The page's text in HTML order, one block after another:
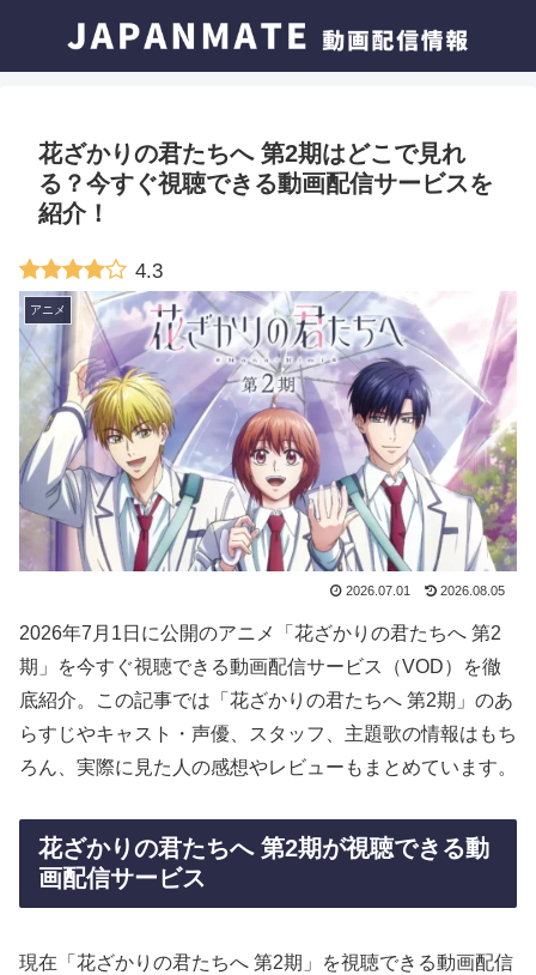
花ざかりの君たちへ 第2期はどこで見れ
る？今すぐ視聴できる動画配信サービスを
紹介！
4.3
アニメ
2026.07.01 2026.08.05
2026年7月1日に公開のアニメ「花ざかりの君たちへ 第2
期」を今すぐ視聴できる動画配信サービス（VOD）を徹
底紹介。この記事では「花ざかりの君たちへ 第2期」のあ
らすじやキャスト・声優、スタッフ、主題歌の情報はもち
ろん、実際に見た人の感想やレビューもまとめています。
花ざかりの君たちへ 第2期が視聴できる動
画配信サービス
現在「花ざかりの君たちへ 第2期」を視聴できる動画配信